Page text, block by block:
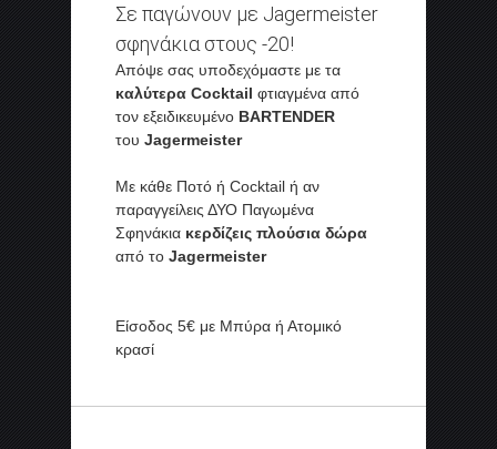
Σε παγώνουν με Jagermeister
σφηνάκια στους -20!
Απόψε σας υποδεχόμαστε με τα
καλύτερα Cocktail φτιαγμένα από
τον εξειδικευμένο BARTENDER
του Jagermeister
Με κάθε Ποτό ή Cocktail ή αν
παραγγείλεις ΔΥΟ Παγωμένα
Σφηνάκια κερδίζεις πλούσια δώρα
από το Jagermeister
Είσοδος 5€ με Μπύρα ή Ατομικό
κρασί